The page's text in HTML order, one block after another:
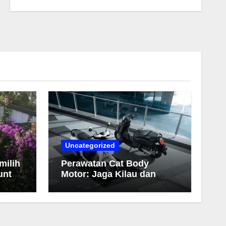
Uncategorized
Perawatan Cat Body
Motor: Jaga Kilau dan
Warna Tetap Awet